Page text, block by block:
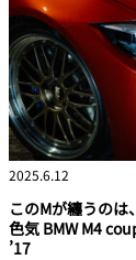
2025.6.12
このMが纏うのは
色気 BMW M4
’17